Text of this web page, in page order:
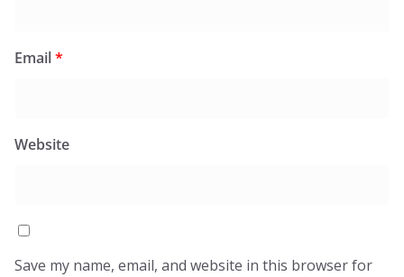
Email*
Website
Save my name, email, and website in this browser for